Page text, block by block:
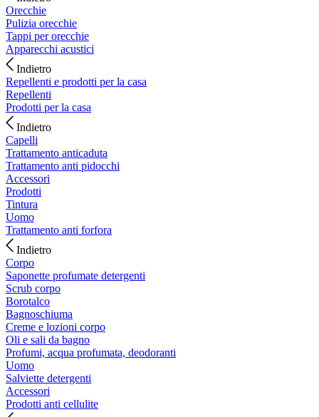
Orecchie
Pulizia orecchie
Tappi per orecchie
Apparecchi acustici
Indietro
Repellenti e prodotti per la casa
Repellenti
Prodotti per la casa
Indietro
Capelli
Trattamento anticaduta
Trattamento anti pidocchi
Accessori
Prodotti
Tintura
Uomo
Trattamento anti forfora
Indietro
Corpo
Saponette profumate detergenti
Scrub corpo
Borotalco
Bagnoschiuma
Creme e lozioni corpo
Oli e sali da bagno
Profumi, acqua profumata, deodoranti
Uomo
Salviette detergenti
Accessori
Prodotti anti cellulite